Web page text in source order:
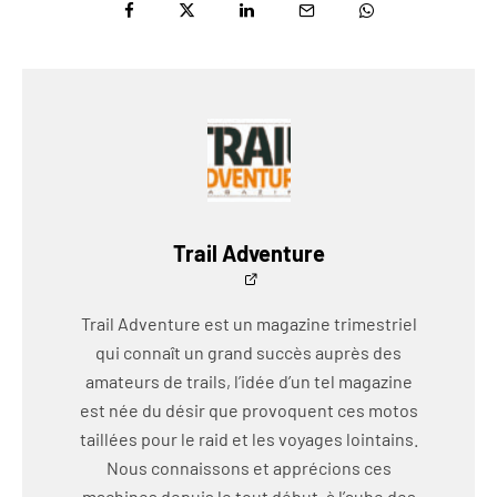
Trail Adventure
Trail Adventure est un magazine trimestriel
qui connaît un grand succès auprès des
amateurs de trails, l’idée d’un tel magazine
est née du désir que provoquent ces motos
taillées pour le raid et les voyages lointains.
Nous connaissons et apprécions ces